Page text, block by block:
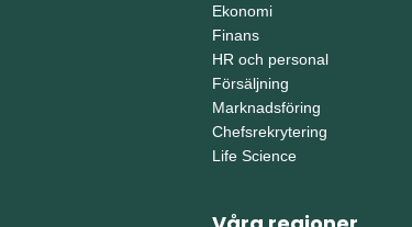
Ekonomi
Finans
HR och personal
Försäljning
Marknadsföring
Chefsrekrytering
Life Science